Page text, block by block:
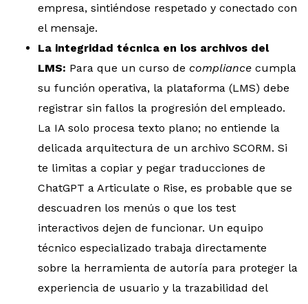
empresa, sintiéndose respetado y conectado con
el mensaje.
La integridad técnica en los archivos del
LMS: Para que un curso de compliance cumpla
su función operativa, la plataforma (LMS) debe
registrar sin fallos la progresión del empleado.
La IA solo procesa texto plano; no entiende la
delicada arquitectura de un archivo SCORM. Si
te limitas a copiar y pegar traducciones de
ChatGPT a Articulate o Rise, es probable que se
descuadren los menús o que los test
interactivos dejen de funcionar. Un equipo
técnico especializado trabaja directamente
sobre la herramienta de autoría para proteger la
experiencia de usuario y la trazabilidad del